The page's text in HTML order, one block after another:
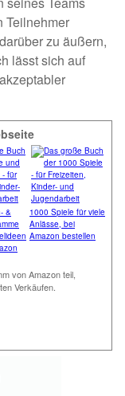
Teilnehmer
zu äußern,
lässt sich auf
1000 Spiele für viele
Anlässe, bei
Amazon bestellen
&
von Amazon teil,
Verkäufen.